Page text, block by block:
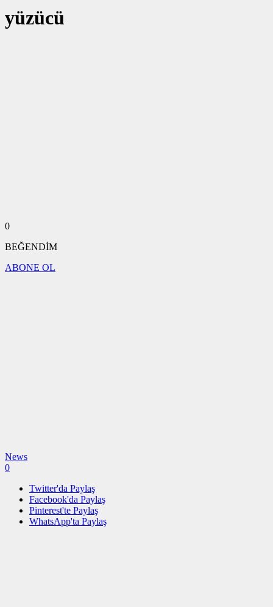
yüzücü
0
BEĞENDİM
ABONE OL
News
0
Twitter'da Paylaş
Facebook'da Paylaş
Pinterest'te Paylaş
WhatsApp'ta Paylaş